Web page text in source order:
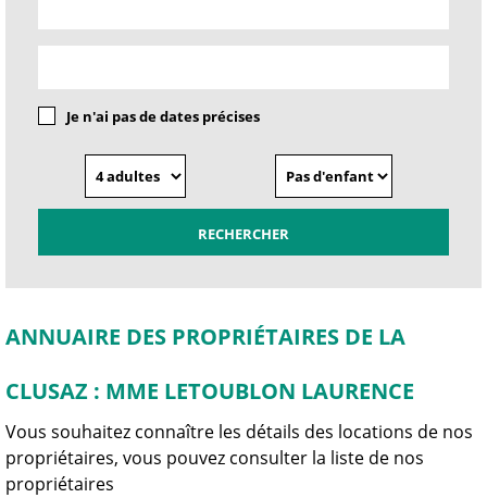
Je n'ai pas de dates précises
ANNUAIRE DES PROPRIÉTAIRES DE LA
CLUSAZ : MME LETOUBLON LAURENCE
Vous souhaitez connaître les détails des locations de nos
propriétaires, vous pouvez consulter la liste de nos
propriétaires